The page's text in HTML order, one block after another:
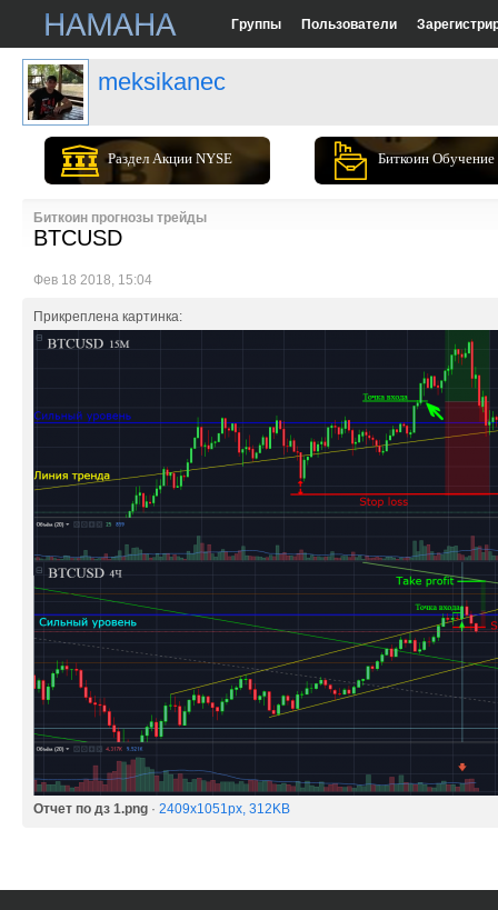
Группы Пользователи
meksikanec
Раздел Акции NYSE Биткоин Обучение
Биткоин прогнозы трейды
BTCUSD
Фев 18 2018, 15:04
Прикреплена картинка:
Отчет по дз 1.png · 2409x1051px, 312KB